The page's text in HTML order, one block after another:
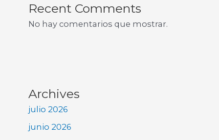
Recent Comments
No hay comentarios que mostrar.
Archives
julio 2026
junio 2026